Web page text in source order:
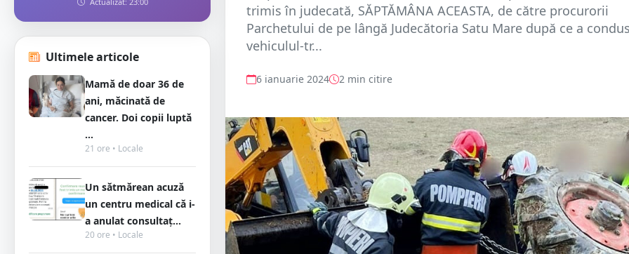
Ultimele articole
Mamă de doar 36 de
ani, măcinată de
cancer. Doi copii luptă
...
21 ore • Locale
Un sătmărean acuză
un centru medical că i-
a anulat consultaț...
20 ore • Locale
trimis în judecată, SĂPTĂMÂNA ACEASTA, de către procurorii
Parchetului de pe lângă Judecătoria Satu Mare după ce a
vehiculul-tr...
6 ianuarie 2024 2 min citire